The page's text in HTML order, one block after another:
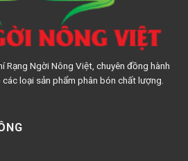
Rạng Ngời Nông Việt, chuyên đồng hành
loại sản phẩm phân bón chất lượng.